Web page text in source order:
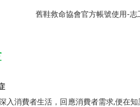
舊鞋救命協會官方帳號使用-志
消費者生活，回應消費者需求,便在